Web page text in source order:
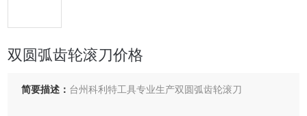
双圆弧齿轮滚刀价格
简要描述： 台州科利特工具专业生产双圆弧齿轮滚刀